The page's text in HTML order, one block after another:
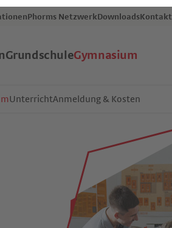
Grundschule Gymnasium